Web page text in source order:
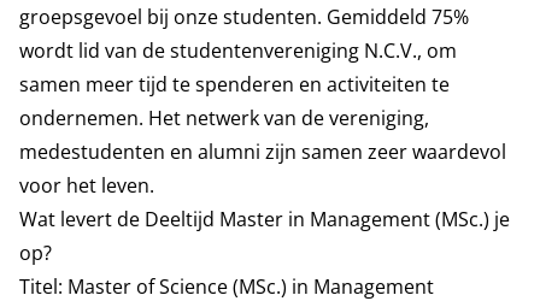
groepsgevoel bij onze studenten. Gemiddeld 75%
wordt lid van de studentenvereniging N.C.V., om
samen meer tijd te spenderen en activiteiten te
ondernemen. Het netwerk van de vereniging,
medestudenten en alumni zijn samen zeer waardevol
voor het leven.
Wat levert de Deeltijd Master in Management (MSc.) je
op?
Titel: Master of Science (MSc.) in Management